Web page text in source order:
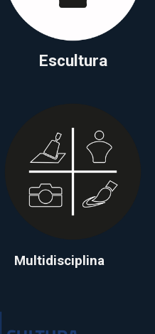
Escultura
Multidisciplina